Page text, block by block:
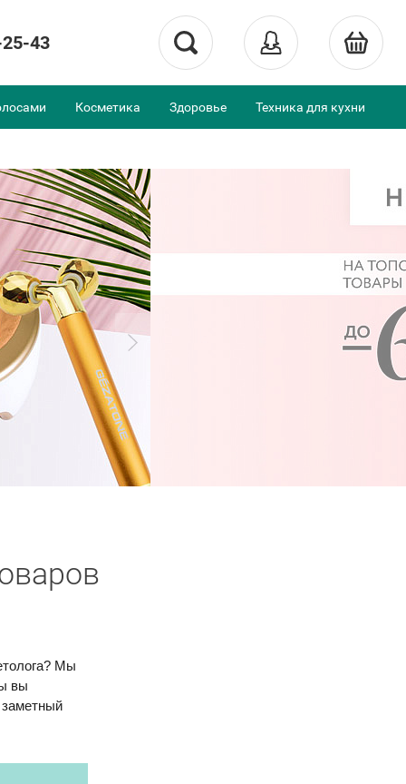
43
Косметика Здоровье Техника для кухни
Мы
вы